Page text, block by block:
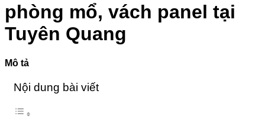
VIỆN
103
Phổ
Biến
phòng mổ, vách panel tại
Tuyên Quang
Mô tả
Nội dung bài viết